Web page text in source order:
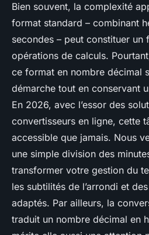
Bien souvent, la complexité
format standard – combinant
secondes – peut constituer un
opérations de calculs.
ce format en nombre décimal
démarche tout en conservant
En 2026, avec l’essor des
convertisseurs en ligne, cette
accessible que jamais. Nous
une simple division des
transformer votre gestion du
les subtilités de l’arrondi et
adaptés. Par ailleurs, la
traduit un nombre décimal en